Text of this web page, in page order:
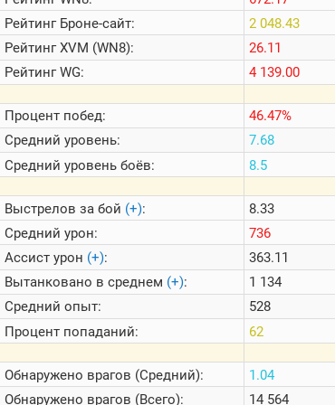
Теlegram
ВК
Портал
Мира
РейтингБроне-сайт:
РейтингXVM (WN8):
РейтингWG:
Процент побед:
Средний уровень:
Средний уровень боёв:
Выстрелов за бой (+):
Средний урон:
Ассист урон (+):
Вытанковано в среднем (+):
Средний опыт:
Процент попаданий:
Обнаружено врагов (Средний):
Обнаружено врагов (Всего):
2 048.43
26.11
4 139.00
46.47%
7.68
8.5
8.33
736
363.11
1 134
528
62
1.04
14 564